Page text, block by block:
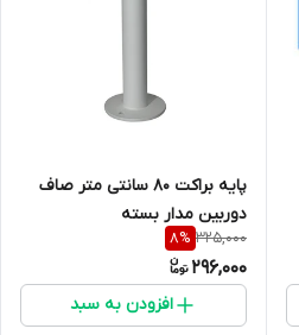
پایه براکت 80 سانتی متر صاف
دوربین مدار بسته
325,000
8%
296,000
افزودن به سبد